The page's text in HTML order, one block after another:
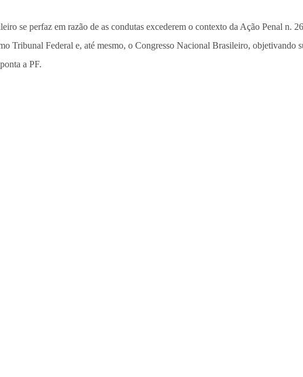
se perfaz em razão de as condutas excederem o contexto da Ação Penal n.
Tribunal Federal e, até mesmo, o Congresso Nacional Brasileiro, objetivando
a PF.